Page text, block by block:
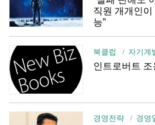
직원 개개인
능”
북클럽 자기계
인트로버트
경영전략 경영